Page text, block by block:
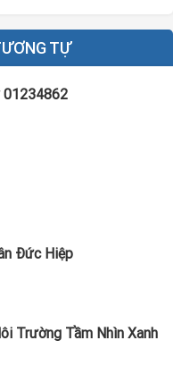
TỰ
01234862
Đức Hiệp
Trường Tầm Nhìn Xanh